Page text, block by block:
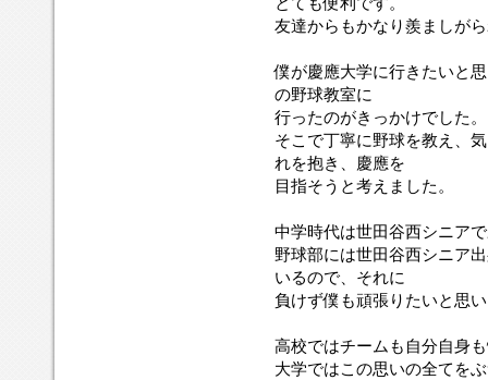
友達からもかなり羨ましが
僕が慶應大学に行きたいと
の野球教室に
行ったのがきっかけでした。
そこで丁寧に野球を教え、
れを抱き、慶應を
目指そうと考えました。
中学時代は世田谷西シニア
野球部には世田谷西シニア
いるので、それに
負けず僕も頑張りたいと思
高校ではチームも自分自身
大学ではこの思いの全てを